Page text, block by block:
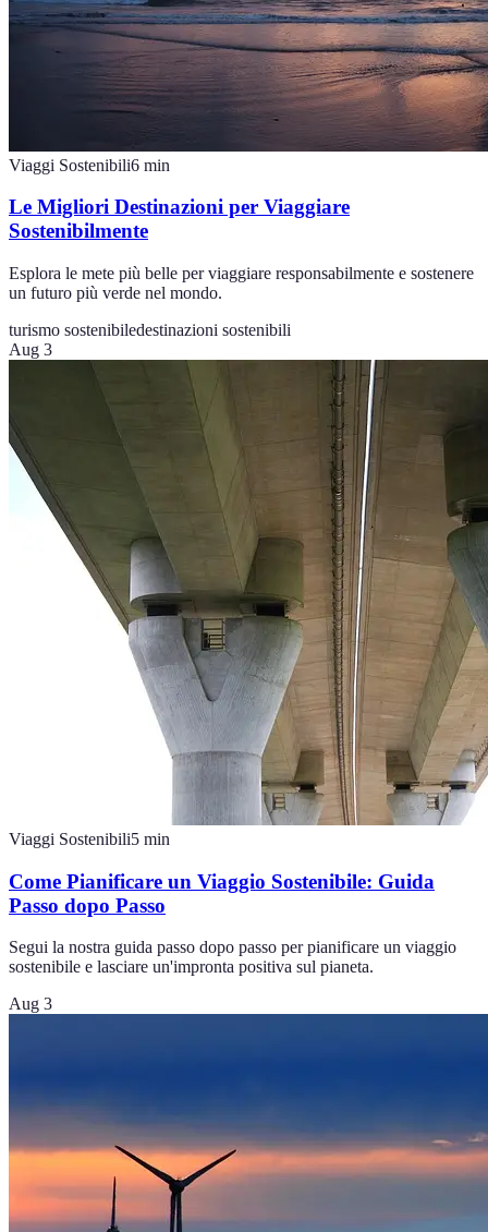
Viaggi Sostenibili6 min
Le Migliori Destinazioni per Viaggiare
Sostenibilmente
Esplora le mete più belle per viaggiare responsabilmente e sostenere
un futuro più verde nel mondo.
turismo sostenibiledestinazioni sostenibili
Aug 3
Viaggi Sostenibili5 min
Come Pianificare un Viaggio Sostenibile: Guida
Passo dopo Passo
Segui la nostra guida passo dopo passo per pianificare un viaggio
sostenibile e lasciare un'impronta positiva sul pianeta.
Aug 3